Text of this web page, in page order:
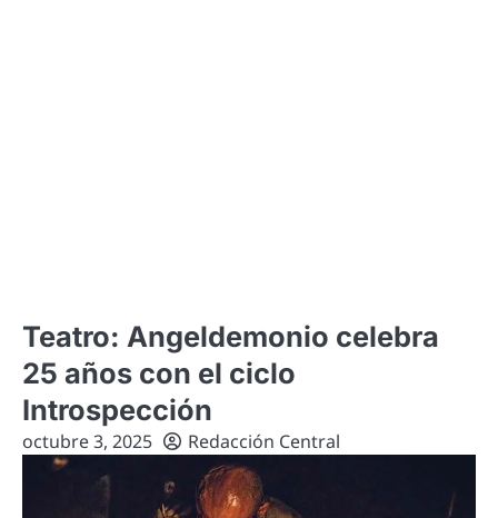
Teatro: Angeldemonio celebra
25 años con el ciclo
Introspección
octubre 3, 2025 Redacción Central